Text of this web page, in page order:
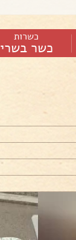
כשרות
כשר בשרי